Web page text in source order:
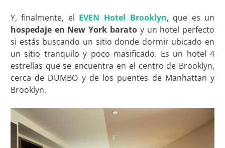
Y, finalmente, el EVEN Hotel Brooklyn, que es un
hospedaje en New York barato y un hotel perfecto
si estás buscando un sitio donde dormir ubicado en
un sitio tranquilo y poco masificado. Es un hotel 4
estrellas que se encuentra en el centro de Brooklyn,
cerca de DUMBO y de los puentes de Manhattan y
Brooklyn.